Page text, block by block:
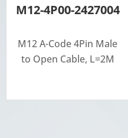
M12-4P00-2427004
M12 A-Code 4Pin Male
to Open Cable, L=2M